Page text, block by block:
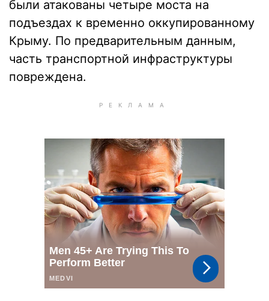
были атакованы четыре моста на
подъездах к временно оккупированному
Крыму. По предварительным данным,
часть транспортной инфраструктуры
повреждена.